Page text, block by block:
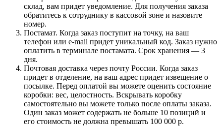
склад, вам придет уведомление. Для получения заказа
обратитесь к сотруднику в кассовой зоне и назовите
номер.
Постамат. Когда заказ поступит на точку, на ваш
телефон или e-mail придет уникальный код. Заказ нужно
оплатить в терминале постамата. Срок хранения — 3
дня.
Почтовая доставка через почту России. Когда заказ
придет в отделение, на ваш адрес придет извещение о
посылке. Перед оплатой вы можете оценить состояние
коробки: вес, целостность. Вскрывать коробку
самостоятельно вы можете только после оплаты заказа.
Один заказ может содержать не больше 10 позиций и
его стоимость не должна превышать 100 000 р.